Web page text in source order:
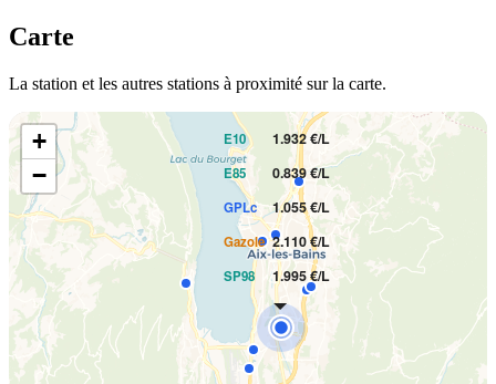
Carte
La station et les autres stations à proximité sur la carte.
E10 1.932 €/L
E85 0.839 €/L
GPLc 1.055 €/L
Gazole 2.110 €/L
SP98 1.995 €/L
+
−